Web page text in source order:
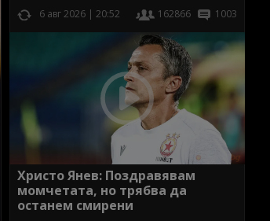
6 авг 2026 | 20:52 162866 1003
Христо Янев: Поздравявам
момчетата, но трябва да
останем смирени